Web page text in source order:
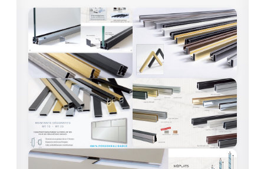
DALLE DE SOL EN VERRE
PORTE EN VERRE
GARDE CORPS EN VERRE
VERRIÈRE TYPE ATELIER
VERRES TEXTURÉS
PLEXIGLAS PMMA
DOUBLE VITRAGE